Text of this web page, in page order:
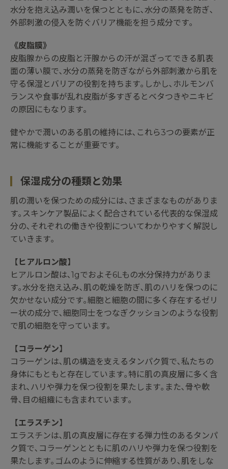
水分を抱え込み潤いを保つとともに､水分の蒸発を防ぎ､
外部刺激の侵入を防ぐバリア機能を担う成分です｡
《皮脂膜》
皮脂腺からの皮脂と汗腺からの汗が混ざってできる肌表
面の薄い膜で､水分の蒸発を防ぎながら外部刺激から肌を
守る保湿とバリアの役割を持ちます｡しかし､ホルモンバ
ランスや食事が乱れ皮脂が多すぎるとベタつきやニキビ
の原因にもなります｡
健やかで潤いのある肌の維持には､これら3つの要素が正
常に機能することが重要です｡
保湿成分の種類と効果
肌の潤いを保つための成分には､さまざまなものがありま
す｡スキンケア製品によく配合されている代表的な保湿成
分の､それぞれの働きや役割についてわかりやすく解説し
ていきます｡
【 ヒアルロン酸】
ヒアルロン酸は､1gでおよそ6Lもの水分保持力がありま
す｡水分を抱え込み､肌の乾燥を防ぎ､肌のハリを保つのに
欠かせない成分です｡細胞と細胞の間に多く存在するゼリ
ー状の成分で､細胞同士をつなぎクッションのような役割
で肌の細胞を守っています。
【コラーゲン】
コラーゲンは､肌の構造を支えるタンパク質で､私たちの
身体にもともと存在しています｡特に肌の真皮層に多く含
まれ､ハリや弾力を保つ役割を果たします｡また､骨や軟
骨､目の組織にも含まれています｡
【エラスチン】
エラスチンは､肌の真皮層に存在する弾力性のあるタンパ
ク質で､コラーゲンとともに肌のハリや弾力を保つ役割を
果たします｡ゴムのように伸縮する性質があり､肌をしな